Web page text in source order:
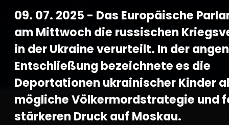
09. 07. 2025 - Das Europäische
am Mittwoch die russischen
in der Ukraine verurteilt. In der
Entschließung bezeichnete es die
Deportationen ukrainischer Kinder
mögliche Völkermordstrategie und
stärkeren Druck auf Moskau.